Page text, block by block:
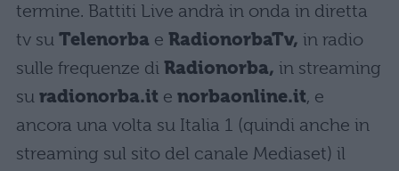
termine. Battiti Live andrà in onda in diretta
tv su Telenorba e RadionorbaTv, in radio
sulle frequenze di Radionorba, in streaming
su radionorba.it e norbaonline.it, e
ancora una volta su Italia 1 (quindi anche in
streaming sul sito del canale Mediaset) il